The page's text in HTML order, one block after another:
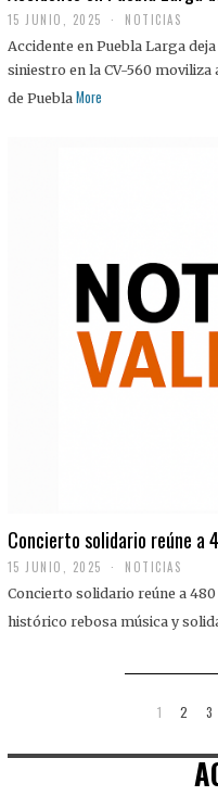
15 JUNIO, 2025 NOTICIAS
Accidente en Puebla Larga
siniestro en la CV-560 moviliza
de Puebla More
Concierto solidario reúne a
15 JUNIO, 2025 NOTICIAS
Concierto solidario reúne a
histórico rebosa música y
1 2 3